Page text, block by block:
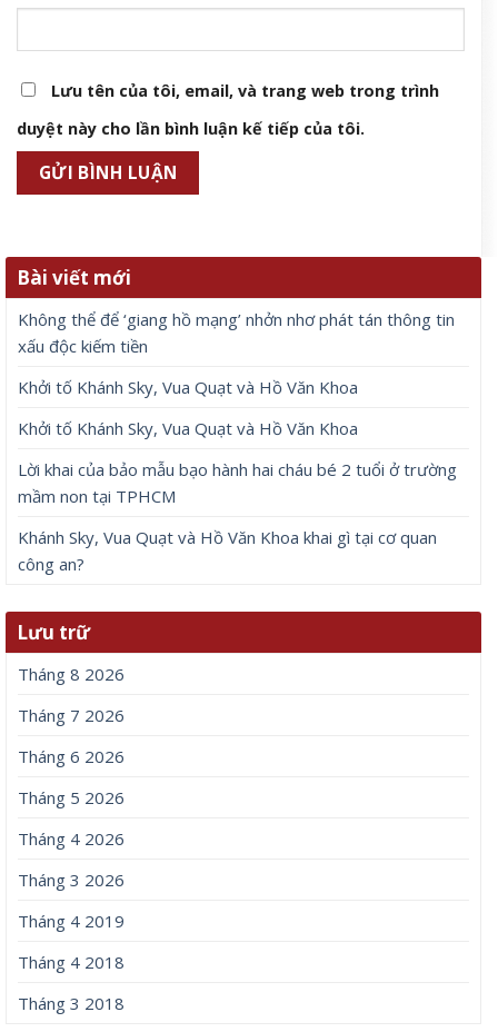
Lưu tên của tôi, email, và trang web trong trình
duyệt này cho lần bình luận kế tiếp của tôi.
Bài viết mới
Không thể để ‘giang hồ mạng’ nhởn nhơ phát tán thông tin
xấu độc kiếm tiền
Khởi tố Khánh Sky, Vua Quạt và Hồ Văn Khoa
Khởi tố Khánh Sky, Vua Quạt và Hồ Văn Khoa
Lời khai của bảo mẫu bạo hành hai cháu bé 2 tuổi ở trường
mầm non tại TPHCM
Khánh Sky, Vua Quạt và Hồ Văn Khoa khai gì tại cơ quan
công an?
Lưu trữ
Tháng 8 2026
Tháng 7 2026
Tháng 6 2026
Tháng 5 2026
Tháng 4 2026
Tháng 3 2026
Tháng 4 2019
Tháng 4 2018
Tháng 3 2018